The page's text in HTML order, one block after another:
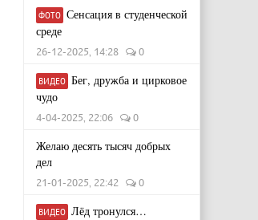
ФОТО Сенсация в студенческой
среде
26-12-2025, 14:28 0
ВИДЕО Бег, дружба и цирковое
чудо
4-04-2025, 22:06 0
Желаю десять тысяч добрых
дел
21-01-2025, 22:42 0
ВИДЕО Лёд тронулся…